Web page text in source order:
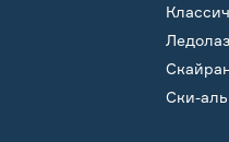
Ски-